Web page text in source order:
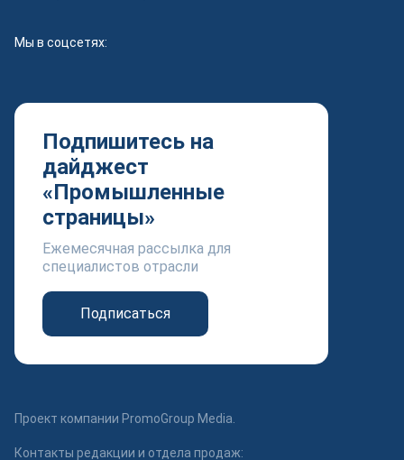
Мы в соцсетях:
Подпишитесь на
дайджест
«Промышленные
страницы»
Ежемесячная рассылка для
специалистов отрасли
Подписаться
Проект компании PromoGroup Media.
Контакты редакции и отдела продаж: